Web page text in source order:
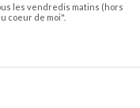
les vendredis matins (hors
coeur de moi".